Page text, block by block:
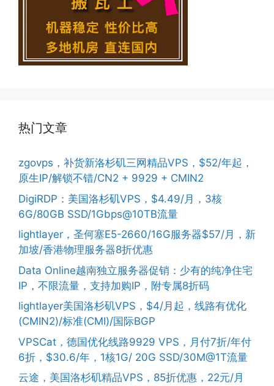
热门文章
zgovps，补货新洛杉矶三网精品VPS，$52/年起，
原生IP/解锁不错/CN2 + 9929 + CMIN2
DigiRDP：美国洛杉矶VPS，$4.49/月，3核
6G/80GB SSD/1Gbps@10TB流量
lightlayer，圣何塞E5-2660/16G服务器$57/月，新
加坡/香港物理服务器8折优惠
Data Online越南独立服务器促销：少有的纯净住宅
IP，不限流量，支持加购IP，附专属8折码
lightlayer美国洛杉矶VPS，$4/月起，线路有优化
(CMIN2)/标准(CMI)/国际BGP
VPSCat，德国优化线路9929 VPS，月付7折/年付
6折，$30.6/年，1核1G/ 20G SSD/30M@1T流量
云途，美国洛杉矶精品VPS，85折优惠，22元/月